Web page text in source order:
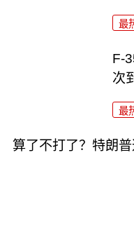
最
F-
次
最
算了不打了？特朗